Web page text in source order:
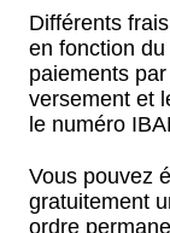
Différents
en fonction
paiements
versement et
le numéro
Vous pouvez
gratuitement
ordre